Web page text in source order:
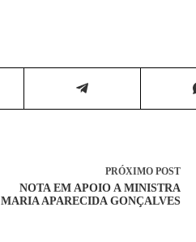
PRÓXIMO POST
NOTA EM APOIO A MINISTRA
MARIA APARECIDA GONÇALVES